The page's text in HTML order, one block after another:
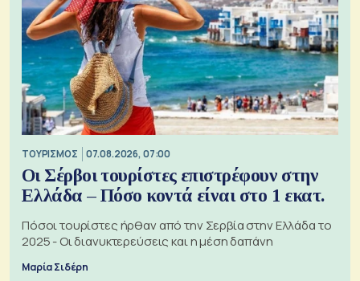
ΤΟΥΡΙΣΜΟΣ 07.08.2026, 07:00
Οι Σέρβοι τουρίστες επιστρέφουν στην
Ελλάδα – Πόσο κοντά είναι στο 1 εκατ.
Πόσοι τουρίστες ήρθαν από την Σερβία στην Ελλάδα το
2025 - Οι διανυκτερεύσεις και η μέση δαπάνη
Μαρία Σιδέρη